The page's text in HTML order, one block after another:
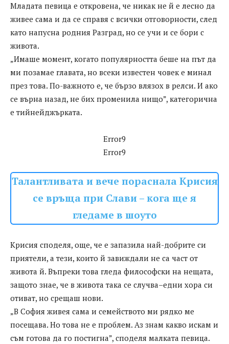
Младата певица е откровена, че никак не й е лесно да
живее сама и да се справя с всички отговорности, след
като напусна родния Разград, но се учи и се бори с
живота.
„Имаше момент, когато популярността беше на път да
ми позамае главата, но всеки известен човек е минал
през това. По-важното е, че бързо влязох в релси. И ако
се върна назад, не бих променила нищо”, категорична
е тийнейджърката.
Error9
Error9
Талантливата и вече пораснала Крисия
се връща при Слави – кога ще я
гледаме в шоуто
Крисия споделя, още, че е запазила най-добрите си
приятели, а тези, които й завиждали не са част от
живота й. Въпреки това гледа философски на нещата,
защото знае, че в живота така се случва–едни хора си
отиват, но срещаш нови.
„В София живея сама и семейството ми рядко ме
посещава. Но това не е проблем. Аз знам какво искам и
съм готова да го постигна”, споделя малката певица.